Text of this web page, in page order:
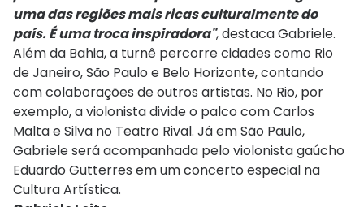
uma das regiões mais ricas culturalmente do
país. É uma troca inspiradora", destaca Gabriele.
Além da Bahia, a turnê percorre cidades como Rio
de Janeiro, São Paulo e Belo Horizonte, contando
com colaborações de outros artistas. No Rio, por
exemplo, a violonista divide o palco com Carlos
Malta e Silva no Teatro Rival. Já em São Paulo,
Gabriele será acompanhada pelo violonista gaúcho
Eduardo Gutterres em um concerto especial na
Cultura Artística.